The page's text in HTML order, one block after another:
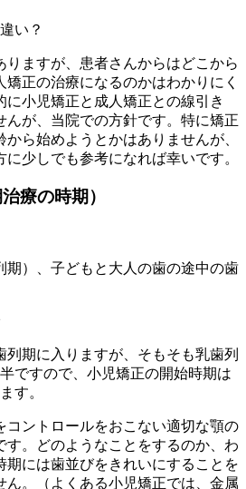
い？
りますが、患者さんからはどこから
正の治療になるのかはわかりにく
に小児矯正と成人矯正との線引き
んが、当院での方針です。特に矯正
ら始めようとかはありませんが、
少しでも参考になれば幸いです。
療の時期）
期）、子どもと大人の歯の途中の歯
列期に入りますが、そもそも乳歯列
ですので、小児矯正の開始時期は
す。
コントロールをおこない適切な顎の
す。どのようなことをするのか、わ
期には歯並びをきれいにすることを
ん。（よくある小児矯正では、金属